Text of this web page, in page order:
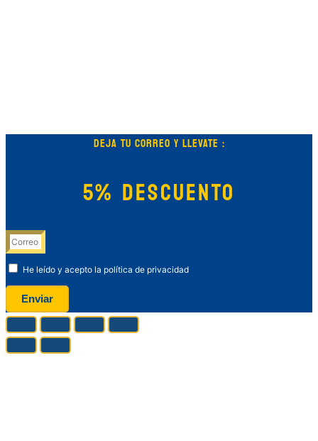
DEJA TU CORREO Y LLEVATE :
5% DESCUENTO
He leído y acepto la política de privacidad
Enviar